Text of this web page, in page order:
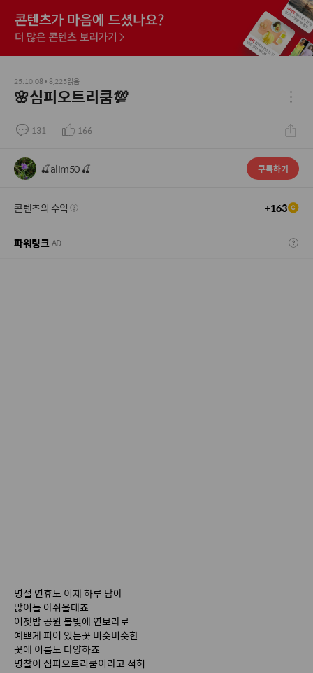
25.10.08 • 8,225읽음
🌸심피오트리쿰💯
131 166
🍒alim50 🍒 구독하기
콘텐츠의 수익 +163
파워링크AD
명절 연휴도 이제 하루 남아
많이들 아쉬울테죠
어젯밤 공원 불빛에 연보라로
예쁘게 피어 있는꽃 비슷비슷한
꽃에 이름도 다양하죠
명찰이 심피오트리쿰이라고 적혀